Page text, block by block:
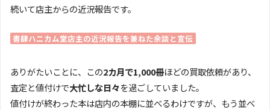
続いて店主からの近況報告です。
書肆ハニカム堂店主の近況報告を兼ねた余談と宣伝
ありがたいことに、この2カ月で1,000冊ほどの買取依頼があり、
査定と値付けで大忙しな日々を過ごしていました。
値付けが終わった本は店内の本棚に並べるわけですが、もう並べ